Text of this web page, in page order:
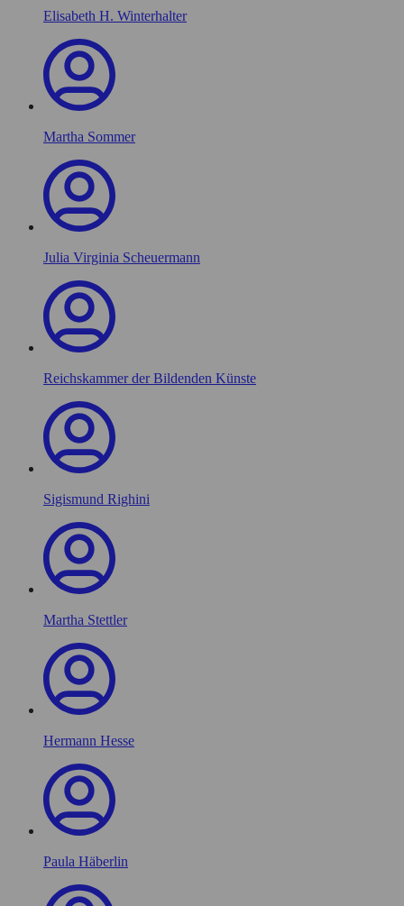
Elisabeth H. Winterhalter
Martha Sommer
Julia Virginia Scheuermann
Reichskammer der Bildenden Künste
Sigismund Righini
Martha Stettler
Hermann Hesse
Paula Häberlin